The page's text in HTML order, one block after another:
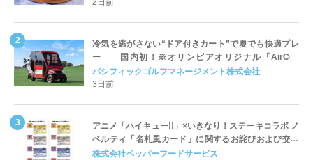
2日前
冷気を逃がさない“ドア付きカート”で夏でも快適プレ
ー 国内初！※オリンピアオリジナル「AirCon
Cart（エアコンカート）」導入 | ＰＧＭ
パシフィックゴルフマネージメント株式会社
3日前
アニメ「ハイキュー!!」×いきなり！ステーキコラボ ノ
ベルティ「名札風カード」に関するお詫びおよび交換
対応についてのご案内
株式会社ペッパーフードサービス